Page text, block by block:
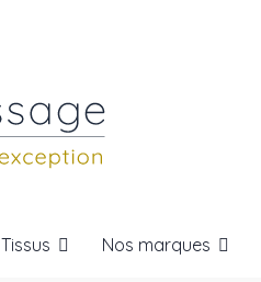
Tissus Nos marques